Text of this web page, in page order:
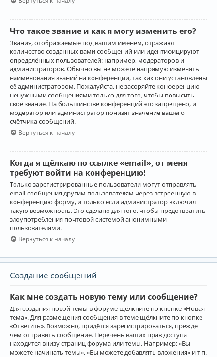
Что такое звание и как я могу изменить его?
Звания, отображаемые под вашим именем, отражают
количество созданных вами сообщений или идентифицируют
определённых пользователей: например, модераторов и
администраторов. Обычно вы не можете напрямую изменять
наименования званий на конференции, так как они установлены
её администратором. Пожалуйста, не засоряйте конференцию
ненужными сообщениями только для того, чтобы повысить
своё звание. На большинстве конференций это запрещено, и
модератор или администратор понизят значение вашего
счётчика сообщений.
Вернуться к началу
Когда я щёлкаю по ссылке «email», от меня
требуют войти на конференцию!
Только зарегистрированные пользователи могут отправлять
email-сообщения другим пользователям через встроенную в
конференцию форму, и только если администратор включил
такую возможность. Это сделано для того, чтобы предотвратить
злоупотребления почтовой системой анонимными
пользователями.
Вернуться к началу
Создание сообщений
Как мне создать новую тему или сообщение?
Для создания новой темы в форуме щёлкните по кнопке «Новая
тема». Для размещения сообщения в теме щёлкните по кнопке
«Ответить». Возможно, придётся зарегистрироваться, прежде
чем отправить сообщение. Перечень ваших прав доступа
находится внизу страниц форума или темы. Например: «Вы
можете начинать темы», «Вы можете добавлять вложения» и т.п.